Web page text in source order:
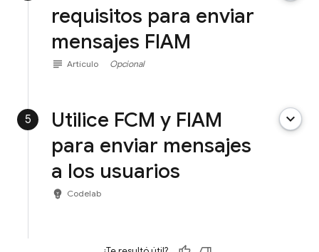
requisitos para enviar
mensajes FIAM
subject Artículo Opcional
5
Utilice FCM y FIAM
para enviar mensajes
a los usuarios
keyboard_arrow_down
emoji_objects Codelab